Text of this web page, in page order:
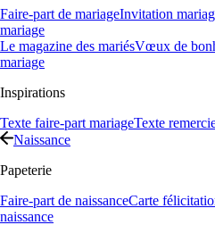
Faire-part de mariageInvitation
mariage
Le magazine des mariésVœux de
mariage
Inspirations
Texte faire-part mariageTexte
Naissance
Papeterie
Faire-part de naissanceCarte
naissance